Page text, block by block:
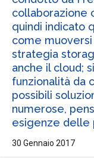
collaborazione
quindi indicato
come muoversi
strategia
anche il cloud;
funzionalità da
possibili
numerose,
esigenze delle
30 Gennaio 2017